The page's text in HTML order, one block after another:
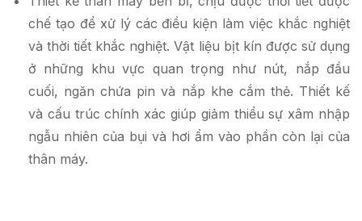
chế tạo để xử lý các điều kiện làm việc khắc nghiệt
và thời tiết khắc nghiệt. Vật liệu bịt kín được sử dụng
ở những khu vực quan trọng như nút, nắp đầu
cuối, ngăn chứa pin và nắp khe cắm thẻ. Thiết kế
và cấu trúc chính xác giúp giảm thiểu sự xâm nhập
ngẫu nhiên của bụi và hơi ẩm vào phần còn lại của
thân máy.